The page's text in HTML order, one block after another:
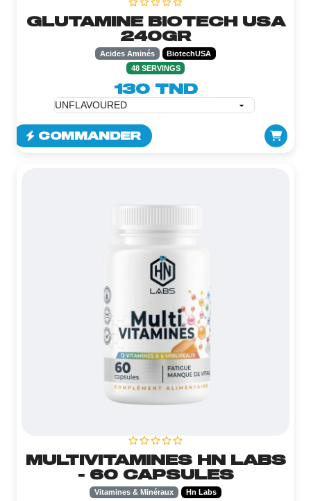
GLUTAMINE BIOTECH USA
240GR
Acides Aminés
BiotechUSA
48 SERVINGS
130 TND
COMMANDER
MULTIVITAMINES HN LABS
- 60 CAPSULES
Vitamines & Minéraux
Hn Labs